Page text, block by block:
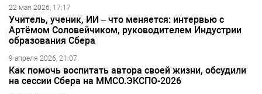
22 мая 2026, 17:17
Учитель, ученик, ИИ – что меняется: интервью с
Артёмом Соловейчиком, руководителем Индустрии
образования Сбера
9 апреля 2026, 21:07
Как помочь воспитать автора своей жизни, обсудили
на сессии Сбера на ММСО.ЭКСПО-2026